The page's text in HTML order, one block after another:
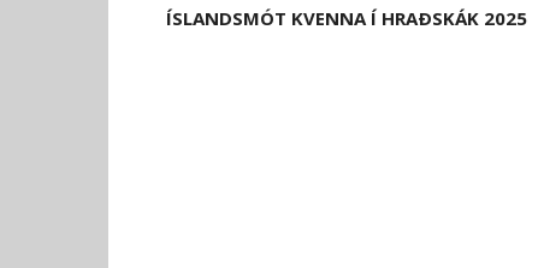
ÍSLANDSMÓT KVENNA Í HRAÐSKÁK 2025